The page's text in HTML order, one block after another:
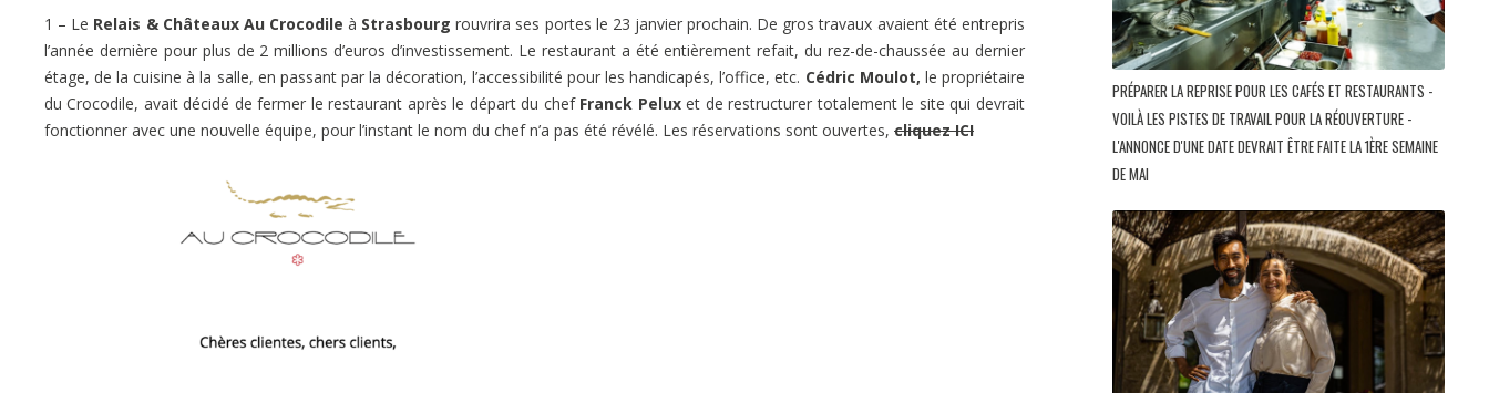
1 – Le Relais & Châteaux Au Crocodile à Strasbourg rouvrira ses portes le 23 janvier prochain. De gros travaux avaient été entrepris
l’année dernière pour plus de 2 millions d’euros d’investissement. Le restaurant a été entièrement refait, du rez-de-chaussée au dernier
étage, de la cuisine à la salle, en passant par la décoration, l’accessibilité pour les handicapés, l’office, etc. Cédric Moulot, le propriétaire
du Crocodile, avait décidé de fermer le restaurant après le départ du chef Franck Peluxet de restructurer totalement le site qui devrait
fonctionner avec une nouvelle équipe, pour l’instant le nom du chef n’a pas été révélé. Les réservations sont ouvertes, cliquez ICI
PRÉPARER LA REPRISE POUR LES CAFÉS ET RESTAURANTS -
VOILÀ LES PISTES DE TRAVAIL POUR LA RÉOUVERTURE -
L'ANNONCE D'UNE DATE DEVRAIT ÊTRE FAITE LA 1ÈRE SEMAINE
DE MAI